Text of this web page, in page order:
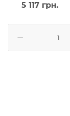
5 117 грн.